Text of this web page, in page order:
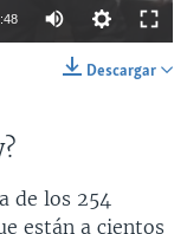
Descargar
de los 254
están a cientos